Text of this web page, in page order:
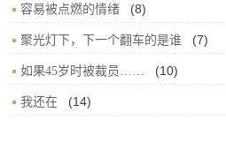
容易被点燃的情绪 (8)
聚光灯下，下一个翻车的是谁 (7)
如果45岁时被裁员…… (10)
我还在 (14)